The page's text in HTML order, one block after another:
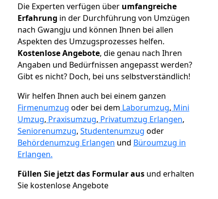
Die Experten verfügen über umfangreiche
Erfahrung in der Durchführung von Umzügen
nach Gwangju und können Ihnen bei allen
Aspekten des Umzugsprozesses helfen.
Kostenlose Angebote, die genau nach Ihren
Angaben und Bedürfnissen angepasst werden?
Gibt es nicht? Doch, bei uns selbstverständlich!
Wir helfen Ihnen auch bei einem ganzen
Firmenumzug oder bei dem Laborumzug, Mini
Umzug, Praxisumzug, Privatumzug Erlangen,
Seniorenumzug, Studentenumzug oder
Behördenumzug Erlangen und Büroumzug in
Erlangen.
Füllen Sie jetzt das Formular aus und erhalten
Sie kostenlose Angebote